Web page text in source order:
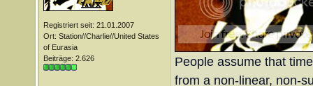
Registriert seit: 21.01.2007
Ort: Station//Charlie//United States
of Eurasia
Beiträge: 2.626
People assume that
from a non-linear, non-